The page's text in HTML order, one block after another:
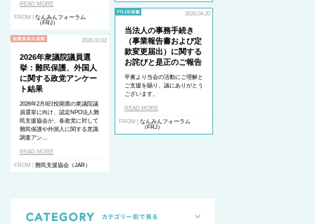
READ MORE
FROM | なんみんフォーラム
（FRJ）
2026.04.20
当法人の事務手続き
（事業報告書および定
款変更届出）に関する
お詫びと是正のご報告
平素より当会の活動にご理解と
ご支援を賜り、誠にありがとう
ございます。
READ MORE
FROM | なんみんフォーラム
（FRJ）
2026.02.02
2026年衆議院議員選
挙：難民保護、外国人
に関する政党アンケー
ト結果
2026年2月8日投開票の衆議院議
員選挙に向け、認定NPO法人難
民支援協会が、各政党に対して
難民保護や外国人に関する意識
調査アン…
READ MORE
FROM | 難民支援協会（JAR）